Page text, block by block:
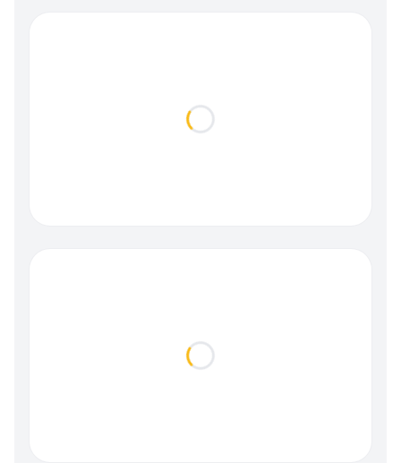
Loading...
Loading...